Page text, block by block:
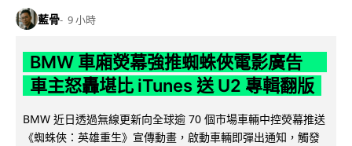
藍骨 9 小時
BMW 車廂熒幕強推蜘蛛俠電影廣告
車主怒轟堪比 iTunes 送 U2 專輯翻版
BMW 近日透過無線更新向全球逾 70 個市場車輛中控熒幕推送
《蜘蛛俠：英雄重生》宣傳動畫，啟動車輛即彈出通知，觸發